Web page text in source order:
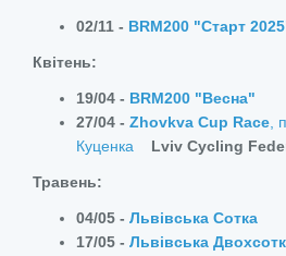
02/11 - BRM200 "Старт
Квітень:
19/04 - BRM200 "Весна"
27/04 - Zhovkva Cup Race ,
Куценка
Lviv Cycling
Травень:
04/05 - Львівська Сотка
17/05 - Львівська